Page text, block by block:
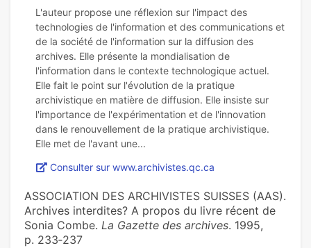
L'auteur propose une réflexion sur l'impact des
technologies de l'information et des communications et
de la société de l'information sur la diffusion des
archives. Elle présente la mondialisation de
l'information dans le contexte technologique actuel.
Elle fait le point sur l'évolution de la pratique
archivistique en matière de diffusion. Elle insiste sur
l'importance de l'expérimentation et de l'innovation
dans le renouvellement de la pratique archivistique.
Consulter sur www.archivistes.qc.ca
ASSOCIATION DES ARCHIVISTES SUISSES (AAS).
Archives interdites? A propos du livre récent de
Sonia Combe. La Gazette des archives. 1995,
p. 233‑237